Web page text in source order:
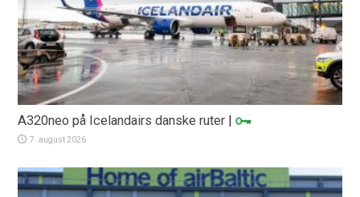
A320neo på Icelandairs danske ruter |
7. august 2026